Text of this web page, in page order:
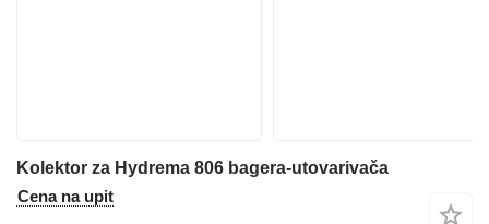
Kolektor za Hydrema 806 bagera-utovarivača
Cena na upit